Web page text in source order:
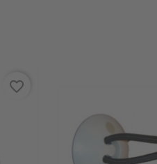
favorite_border